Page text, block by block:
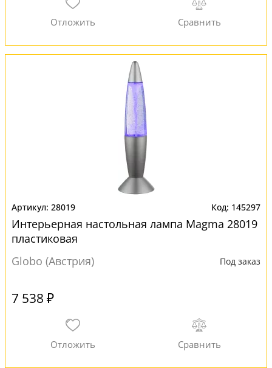
28019 145297
Интерьерная настольная лампа Magma 28019
пластиковая
Globo (Австрия)
Под заказ
7 538 ₽